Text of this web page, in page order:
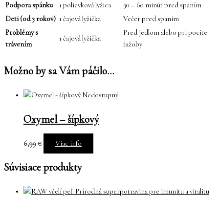
Podpora spánku 1 polievková lyžica
30 – 60 minút pred spaním
Deti (od 3 rokov) 1 čajová lyžička
Večer pred spaním
Problémy s
trávením
1 čajová lyžička
Pred jedlom alebo pri pocite
ťažoby
Možno by sa Vám páčilo…
Nedostupný
Oxymel – šípkový
6,99€ Viac info
Súvisiace produkty